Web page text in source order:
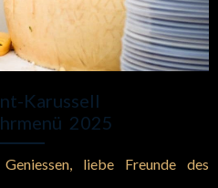
Karussell
2025
liebe Freunde des